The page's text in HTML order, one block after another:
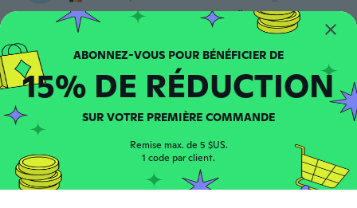
Very naughty and very nice 🥰.
il y a 2 ans
S Inscrit depuis 2020
il y a 2 ans
15% DE RÉDUCTION
SUR VOTRE PREMIÈRE COMMANDE
Remise max. de 5 $US.
1 code par client.